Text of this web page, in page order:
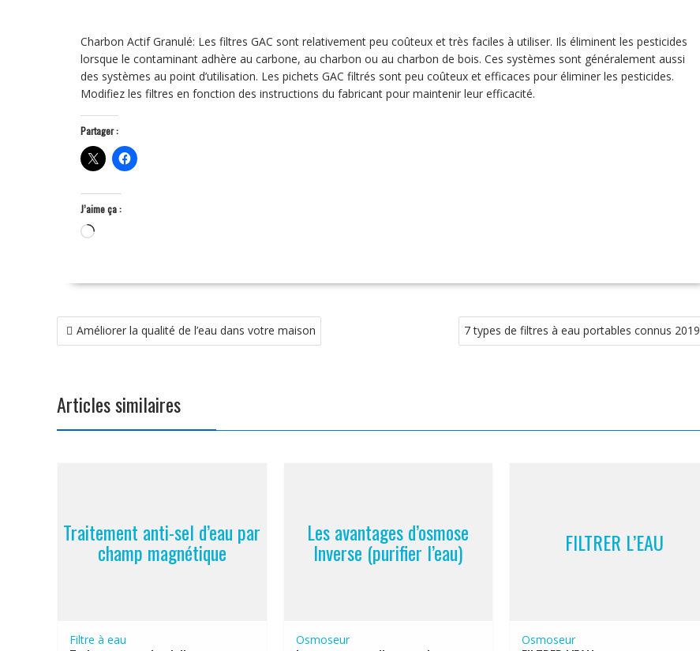
Charbon Actif Granulé: Les filtres GAC sont relativement peu coûteux et très faciles à utiliser. Ils éliminent les pesticides
lorsque le contaminant adhère au carbone, au charbon ou au charbon de bois. Ces systèmes sont généralement aussi
des systèmes au point d’utilisation. Les pichets GAC filtrés sont peu coûteux et efficaces pour éliminer les pesticides.
Modifiez les filtres en fonction des instructions du fabricant pour maintenir leur efficacité.
Partager :
J’aime ça :
Chargement…
Navigation
de
Améliorer la qualité de l’eau dans votre maison 7 types de filtres à eau portables connus 2019
Articles similaires
Traitement anti-sel d’eau par
champ magnétique
Filtre à eau
Les avantages d’osmose
Inverse (purifier l’eau)
Osmoseur
FILTRER L’EAU
Osmoseur